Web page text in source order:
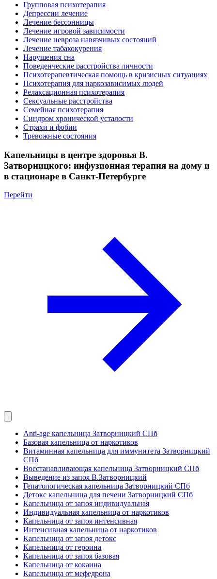
Групповая психотерапия
Депрессии лечение
Лечение бессонницы
Лечение игровой зависимости
Лечение невроза навязчивых состояний
Лечение табакокурения
Нарушения сна
Поведенческие расстройства личности
Психотерапевтическая помощь в кризисных ситуациях
Психотерапия для наркозависимых людей
Релаксационная психотерапия
Сексуальные расстройства
Семейная психотерапия
Синдром хронической усталости
Страхи и фобии
Тревожные состояния
Капельницы в центре здоровья В.
Затворницкого: инфузионная терапия на дому и
в стационаре в Санкт-Петербурге
Перейти
Anti-age капельница Затворницкий СПб
Базовая капельница от наркотиков
Витаминная капельница для иммунитета Затворницкий
СПб
Восстанавливающая капельница Затворницкий СПб
Выведение из запоя В.Затворницкий
Гепатологическая капельница Затворницкий СПб
Детокс капельница для печени Затворницкий СПб
Капельница от запоя индивидуальная
Индивидуальная капельница от наркотиков
Капельница от запоя интенсивная
Интенсивная капельница от наркотиков
Капельница от запоя детокс
Капельница от героина
Капельница от запоя базовая
Капельница от кокаина
Капельница от мефедрона